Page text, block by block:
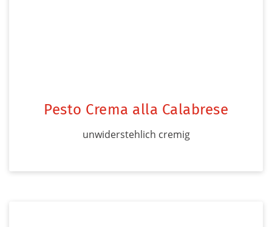
Pesto Crema alla Calabrese
unwiderstehlich cremig